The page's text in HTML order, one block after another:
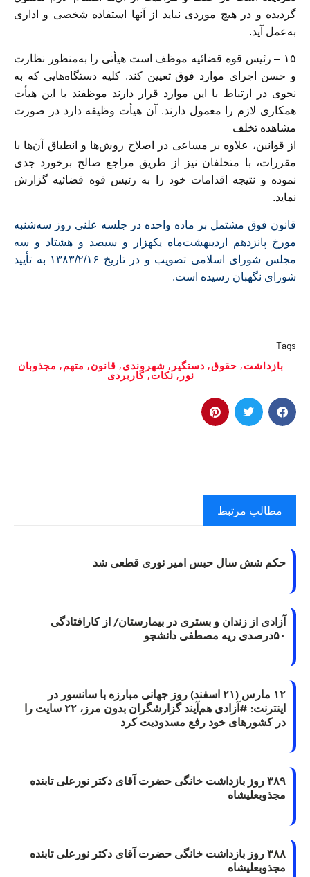
گردیده و در هیچ موردی نباید از آنها‌ استفاده شخصی و اداری
به‌عمل آید.
۱۵ – رئیس قوه قضائیه موظف است هیأتی را به‌منظور نظارت
و حسن اجرای‌ موارد فوق تعیین کند. کلیه دستگاه‌هایی که به
نحوی در ارتباط با این موارد قرار دارند‌ موظفند با این هیأت
همکاری لازم را معمول دارند. آن هیأت وظیفه دارد در صورت‌
مشاهده تخلف
از قوانین، علاوه بر مساعی در اصلاح روش‌ها و انطباق آن‌ها با
مقررات، با‌ متخلفان نیز از طریق مراجع صالح برخورد جدی
نموده و نتیجه اقدامات خود را به رئیس‌ قوه قضائیه گزارش
نماید.
‌قانون فوق مشتمل بر ماده واحده در جلسه علنی روز سه‌شنبه
مورخ پانزدهم‌ اردیبهشت‌ماه یکهزار و سیصد و هشتاد و سه
مجلس شورای اسلامی تصویب و در تاریخ ۱۳۸۳/۲/۱۶ به تأیید
شورای نگهبان رسیده است. ‌
Tags
بازداشت, حقوق, دستگیر , شهروندی, قانون, متهم, مجذوبان
نور ,نکات,کاربردی
مطالب مرتبط
حکم شش سال حبس امیر نوری قطعی شد
آزادی از زندان و بستری در بیمارستان/ از کارافتادگی
۵۰درصدی ریه مصطفی دانشجو
۱۲ مارس (۲۱ اسفند) روز جهانی مبارزه با سانسور در
اینترنت: #آزادی هم‌آیند گزارشگران‌ بدون مرز، ۲۲ سایت را
در کشورهای خود رفع مسدودیت کرد
۳۸۹ روز بازداشت خانگی حضرت آقای دکتر نورعلی تابنده
مجذوبعلیشاه
۳۸۸ روز بازداشت خانگی حضرت آقای دکتر نورعلی تابنده
مجذوبعلیشاه